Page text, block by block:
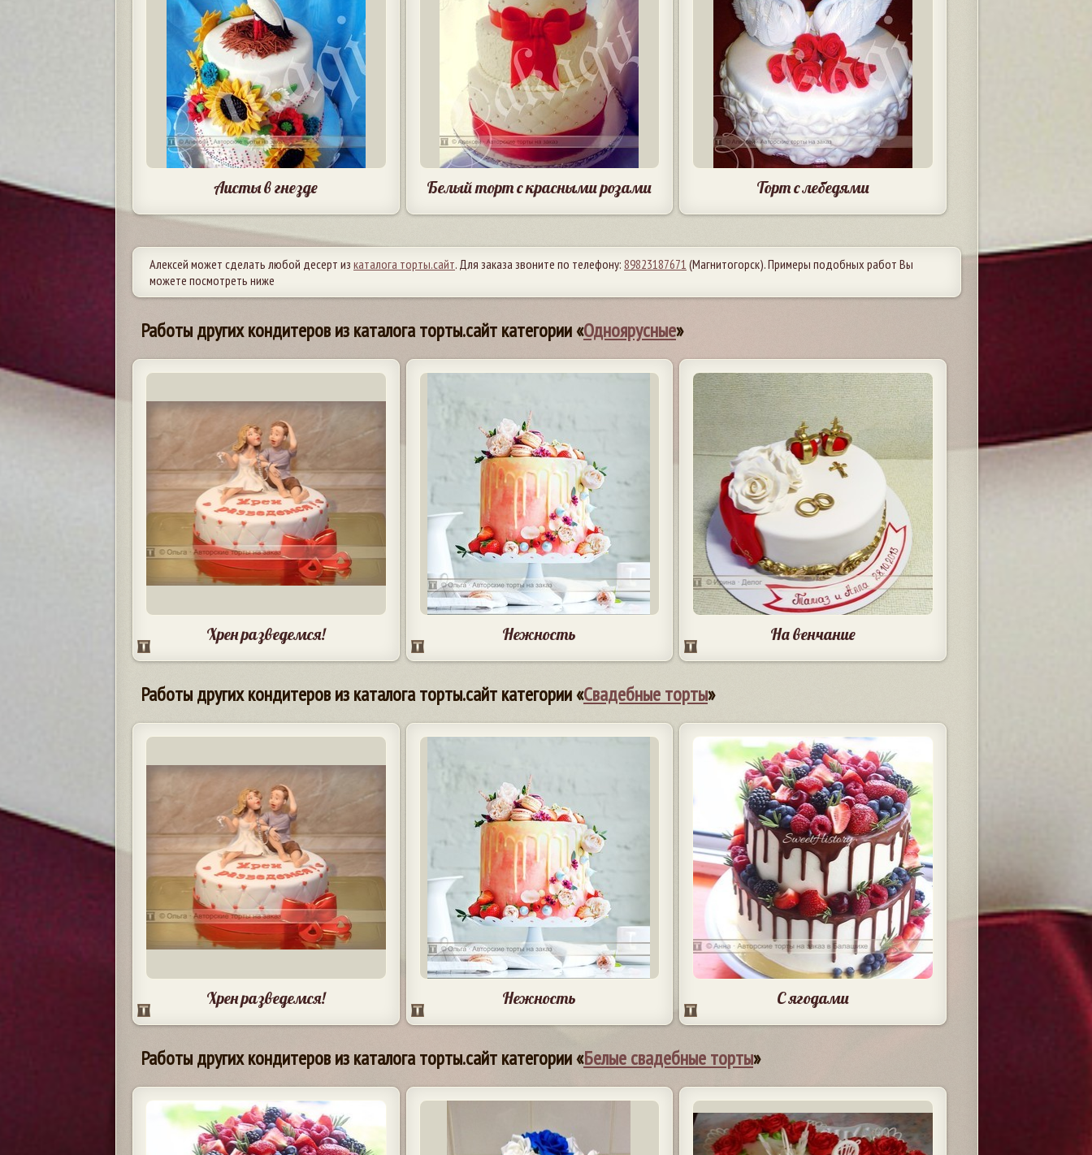
Аисты в гнезде Белый торт с красными розами Торт с лебедями
Алексей может сделать любой десерт из каталога торты.сайт. Для заказа звоните по телефону: 89823187671 (Магнитогорск). Примеры подобных работ Вы
можете посмотреть ниже
Работы других кондитеров из каталога торты.сайт категории «Одноярусные»
Хрен разведемся! Нежность На венчание
Работы других кондитеров из каталога торты.сайт категории «Свадебные торты»
Хрен разведемся! Нежность С ягодами
Работы других кондитеров из каталога торты.сайт категории «Белые свадебные торты»